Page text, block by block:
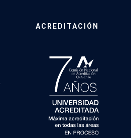
ACREDITACIÓN